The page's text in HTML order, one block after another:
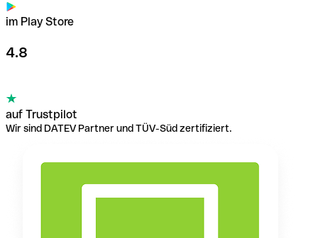
im Play Store
4.8
auf Trustpilot
Wir sind DATEV Partner und TÜV-Süd zertifiziert.